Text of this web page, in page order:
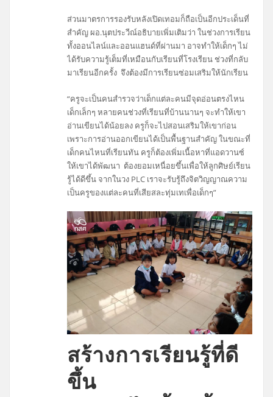
ส่วนมาตรการรองรับหลังเปิดเทอมก็ถือเป็นอีกประเด็นที่
สำคัญ ผอ.นุตประวีณ์อธิบายเพิ่มเติมว่า ในช่วงการเรียน
ทั้งออนไลน์และออนแฮนด์ที่ผ่านมา อาจทำให้เด็กๆ ไม่
ได้รับความรู้เต็มที่เหมือนกับเรียนที่โรงเรียน ช่วงที่กลับ
มาเรียนอีกครั้ง จึงต้องมีการเรียนซ่อมเสริมให้นักเรียน
“ครูจะเป็นคนสำรวจว่าเด็กแต่ละคนมีจุดอ่อนตรงไหน
เด็กเล็กๆ หลายคนช่วงที่เรียนที่บ้านนานๆ จะทำให้เขา
อ่านเขียนได้น้อยลง ครูก็จะไปสอนเสริมให้เขาก่อน
เพราะการอ่านออกเขียนได้เป็นพื้นฐานสำคัญ ในขณะที่
เด็กคนไหนที่เรียนทัน ครูก็ต้องเพิ่มเนื้อหาที่แอดวานซ์
ให้เขาได้พัฒนา ต้องยอมเหนื่อยขึ้นเพื่อให้ลูกศิษย์เรียน
รู้ได้ดีขึ้น จากในวง PLC เราจะรับรู้ถึงจิตวิญญาณความ
เป็นครูของแต่ละคนที่เสียสละทุ่มเทเพื่อเด็กๆ”
สร้างการเรียนรู้ที่ดี
ขึ้น